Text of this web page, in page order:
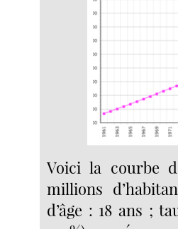
Voici la courbe
millions
d’âge : 18 ans ;